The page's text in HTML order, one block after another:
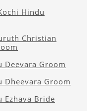
Hindu
Christian
Deevara Groom
Dheevara Groom
Ezhava Bride